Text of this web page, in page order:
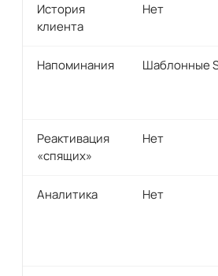
История
клиента
Нет
Напоминания Шаблонные
Реактивация
«спящих»
Нет
Аналитика Нет